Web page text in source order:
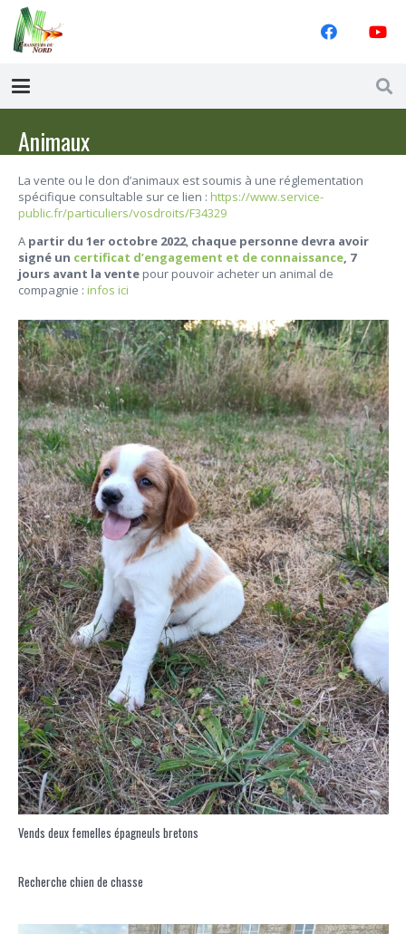
Animaux
La vente ou le don d’animaux est soumis à une réglementation
spécifique consultable sur ce lien : https://www.service-
public.fr/particuliers/vosdroits/F34329
A partir du 1er octobre 2022, chaque personne devra avoir
signé un certificat d’engagement et de connaissance, 7
jours avant la ventepour pouvoir acheter un animal de
compagnie : infos ici
Vends deux femelles épagneuls bretons
Recherche chien de chasse